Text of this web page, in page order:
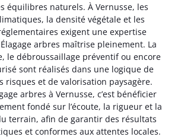
équilibres naturels. À Vernusse, les
la densité végétale et les
exigent une expertise
arbres maîtrise pleinement. La
le débroussaillage préventif ou encore
sont réalisés dans une logique de
risques et de valorisation paysagère.
arbres à Vernusse, c’est bénéficier
fondé sur l’écoute, la rigueur et la
terrain, afin de garantir des résultats
et conformes aux attentes locales.